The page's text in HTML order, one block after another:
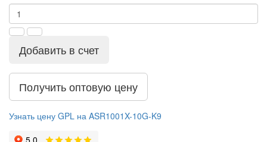
Добавить в счет
Получить оптовую цену
Узнать цену GPL на ASR1001X-10G-K9